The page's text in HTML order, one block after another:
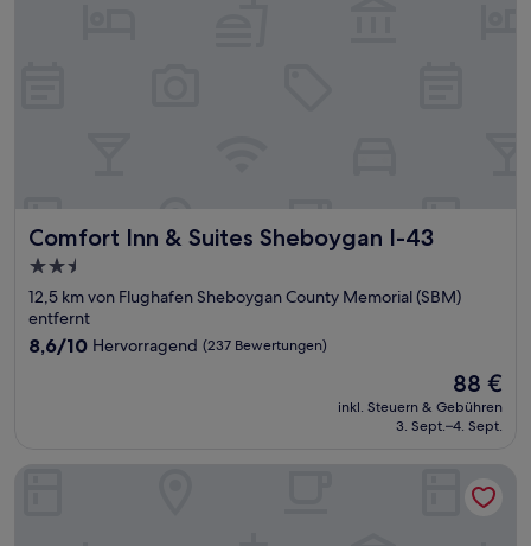
Comfort Inn & Suites Sheboygan I-43
Comfort Inn & Suites Sheboygan I-43
2.5-
Sterne-
Unterkunft
12,5 km von Flughafen Sheboygan County Memorial (SBM)
entfernt
8.6
8,6/10 Hervorragend (237 Bewertungen)
Der
Preis
beträgt
88 €
inkl. Steuern & Gebühren
3. Sept.–4. Sept.